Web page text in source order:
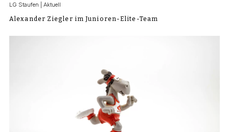
LG Staufen | Aktuell
Alexander Ziegler im Junioren-Elite-Team